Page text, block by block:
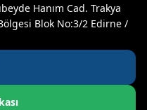
Hanım Cad. Trakya
Blok No:3/2 Edirne /